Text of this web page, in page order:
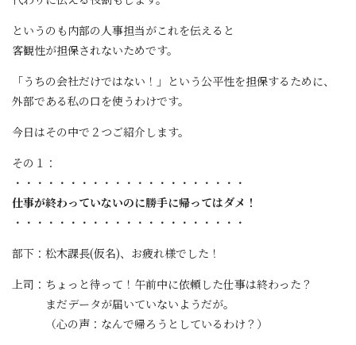
というのも内部の人事担当がこれを伝えると
客観性が担保されないためです。
「うちの会社だけではない！」という公平性を担保するために、
外部である私の口を使うわけです。
今日はその中で２つご紹介します。
その１：
・・・・・・・・・・・・・・・・・・・・・
仕事が終わっていないのに勝手に帰ってはダメ！
・・・・・・・・・・・・・・・・・・・・・
部下：松木課長(仮名)、お疲れ様でした！
上司：ちょっと待って！午前中に依頼した仕事は終わった？
まだデータが届いていないようだが。
（心の声：なんで帰ろうとしているわけ？）